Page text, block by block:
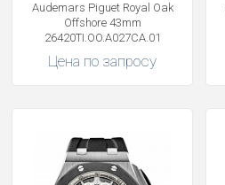
Audemars Piguet Royal Oak
Offshore 43mm
26420TI.OO.A027CA.01
Цена по запросу